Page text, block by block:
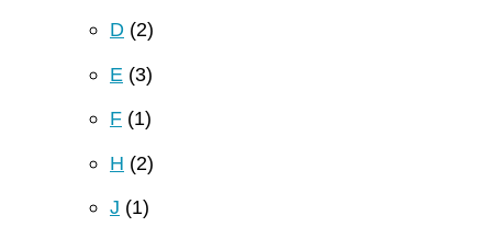
D (2)
E (3)
F (1)
H (2)
J (1)